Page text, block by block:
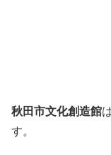
秋田市文化創造館
す。